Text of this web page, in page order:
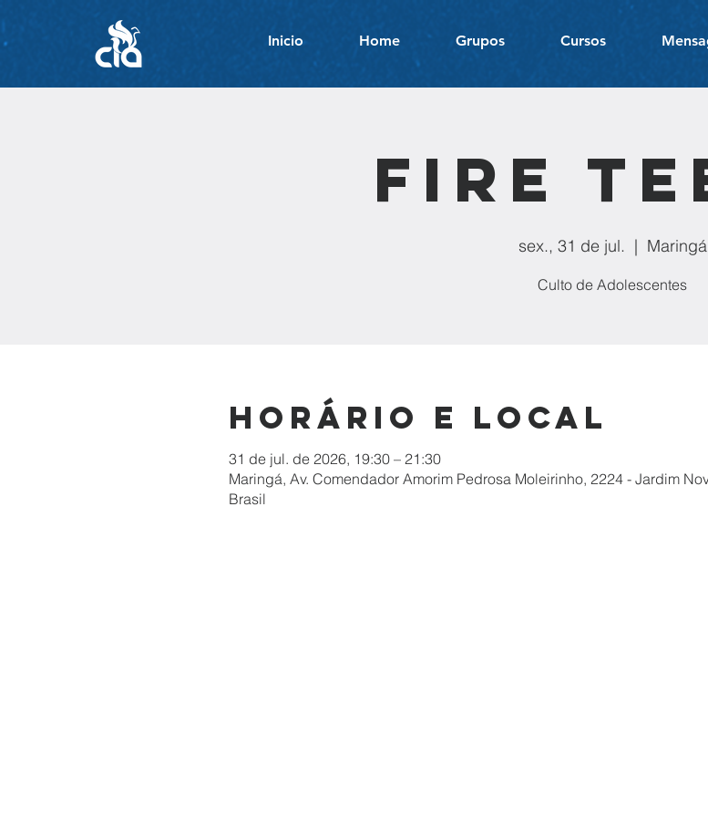
Inicio Home Grupos Cursos
Fire
sex., 31 de jul.
  |
Maringá
Culto de Adolescentes
Horário e local
31 de jul. de 2026, 19:30 – 21:30
Maringá, Av. Comendador Amorim Pedrosa Moleirinho, 2224 - Jardim
Brasil